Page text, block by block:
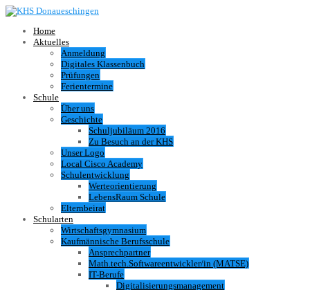
Home
Aktuelles
Anmeldung
Digitales Klassenbuch
Prüfungen
Ferientermine
Schule
Über uns
Geschichte
Schuljubiläum 2016
Zu Besuch an der KHS
Unser Logo
Local Cisco Academy
Schulentwicklung
Werteorientierung
LebensRaum Schule
Elternbeirat
Schularten
Wirtschaftsgymnasium
Kaufmännische Berufsschule
Ansprechpartner
Math.tech.Softwareentwickler/in (MATSE)
IT-Berufe
Digitalisierungsmanagement